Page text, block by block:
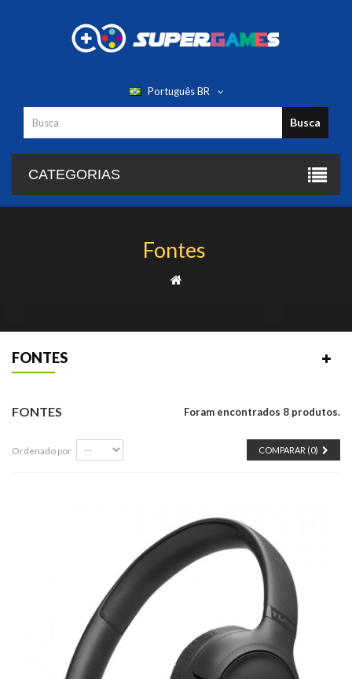
Português BR
Busca
CATEGORIAS
Fontes
FONTES
FONTES Foram encontrados 8 produtos.
COMPARAR (0)
Ordenado por